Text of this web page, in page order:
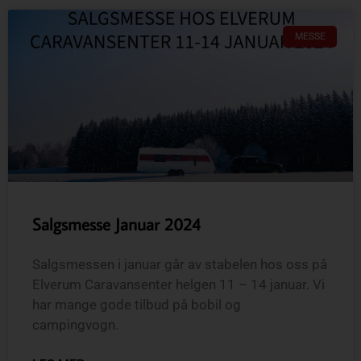
MESSE
Salgsmesse Januar 2024
Salgsmessen i januar går av stabelen hos oss på
Elverum Caravansenter helgen 11 – 14 januar. Vi
har mange gode tilbud på bobil og
campingvogn.